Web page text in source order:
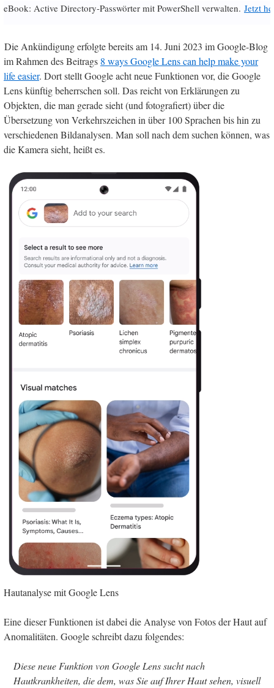
eBook: Active Directory-Passwörter mit PowerShell verwalten. Jetzt
Die Ankündigung erfolgte bereits am 14. Juni 2023 im Google-Blog
im Rahmen des Beitrags 8 ways Google Lens can help make your
life easier. Dort stellt Google acht neue Funktionen vor, die Google
Lens künftig beherrschen soll. Das reicht von Erklärungen zu
Objekten, die man gerade sieht (und fotografiert) über die
Übersetzung von Verkehrszeichen in über 100 Sprachen bis hin zu
verschiedenen Bildanalysen. Man soll nach dem suchen können, was
die Kamera sieht, heißt es.
Hautanalyse mit Google Lens
Eine dieser Funktionen ist dabei die Analyse von Fotos der Haut auf
Anomalitäten. Google schreibt dazu folgendes:
Diese neue Funktion von Google Lens sucht nach
Hautkrankheiten, die dem, was Sie auf Ihrer Haut sehen, visuell